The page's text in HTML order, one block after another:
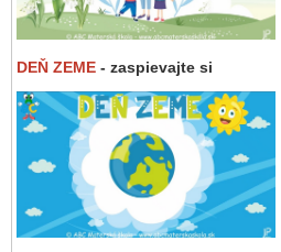
DEŇ ZEME - zaspievajte si